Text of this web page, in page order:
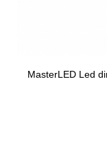
MasterLED Led